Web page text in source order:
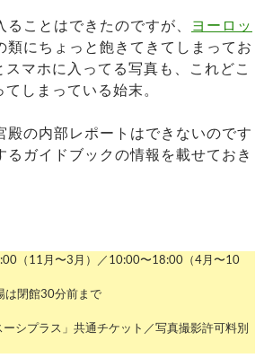
ことはできたのですが、 ヨーロッ
類にちょっと飽きてきてしまってお
マホに入ってる写真も、これどこ
しまっている始末。
殿の内部レポートはできないのです
るガイドブックの情報を載せておき
（11月〜3月）／10:00〜18:00（4月〜10
30分前まで
シプラス」共通チケット／写真撮影許可料別